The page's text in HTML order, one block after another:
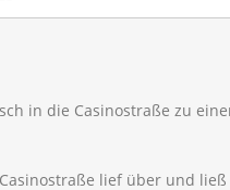
in die Casinostraße zu
lief über und